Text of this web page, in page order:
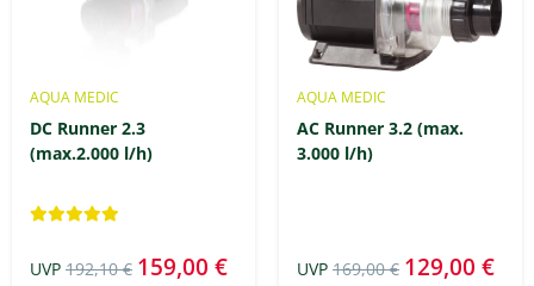
AQUA MEDIC
DC Runner 2.3
(max.2.000 l/h)
UVP 192,10 € 159,00 €
AQUA MEDIC
AC Runner 3.2 (max.
3.000 l/h)
UVP 169,00 € 129,00 €